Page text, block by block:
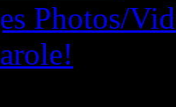
Photos/